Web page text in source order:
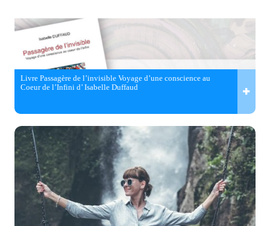
Livre Passagère de l’invisible Voyage d’une conscience au
Coeur de l’Infini d’ Isabelle Duffaud